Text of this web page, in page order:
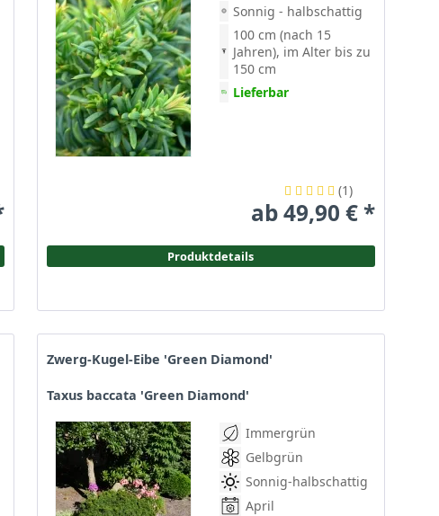
Sonnig - halbschattig
100 cm (nach 15
Jahren), im Alter bis zu
150 cm
Lieferbar
(1)
ab 49,90 € *
Produktdetails
Zwerg-Kugel-Eibe 'Green Diamond'
Taxus baccata 'Green Diamond'
Immergrün
Gelbgrün
Sonnig-halbschattig
April